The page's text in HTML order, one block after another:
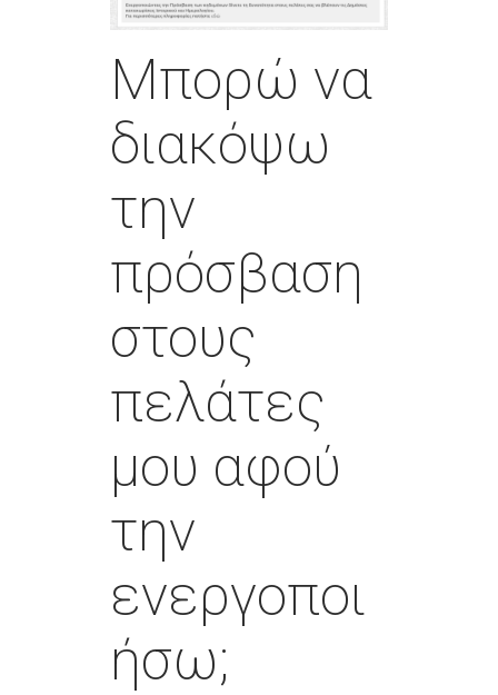
Μπορώ να
διακόψω
την
πρόσβαση
στους
πελάτες
μου αφού
την
ενεργοποι
ήσω;